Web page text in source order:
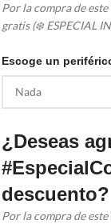
Por la compra de
gratis (❄️ ESPECIAL
Escoge un
¿Deseas
descuento?
Por la compra de